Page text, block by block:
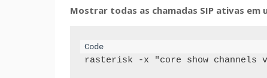
Mostrar todas as chamadas SIP ativas em
rasterisk -x "core show channels